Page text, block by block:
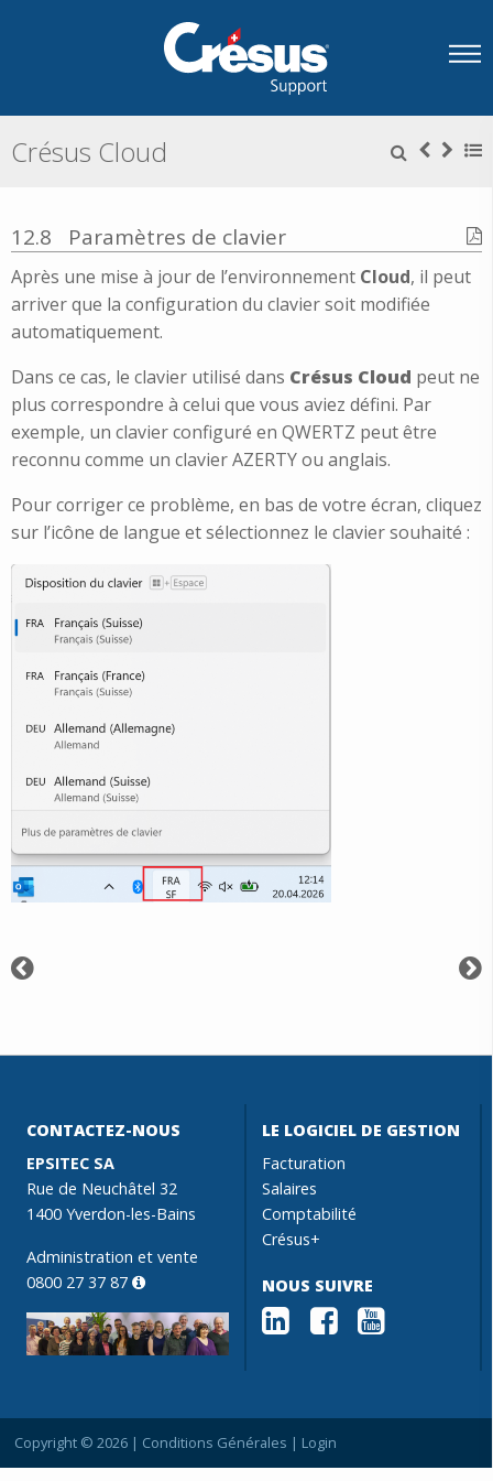
Crésus Cloud
12.8 Paramètres de clavier
Après une mise à jour de l’environnement Cloud, il peut
arriver que la configuration du clavier soit modifiée
automatiquement.
Dans ce cas, le clavier utilisé dans Crésus Cloud peut ne
plus correspondre à celui que vous aviez défini. Par
exemple, un clavier configuré en QWERTZ peut être
reconnu comme un clavier AZERTY ou anglais.
Pour corriger ce problème, en bas de votre écran, cliquez
sur l’icône de langue et sélectionnez le clavier souhaité :
CONTACTEZ-NOUS
EPSITEC SA
Rue de Neuchâtel 32
1400 Yverdon-les-Bains
Administration et vente
0800 27 37 87
LE LOGICIEL DE GESTION
Facturation
Salaires
Comptabilité
Crésus+
NOUS SUIVRE
Copyright © 2026 | Conditions Générales | Login